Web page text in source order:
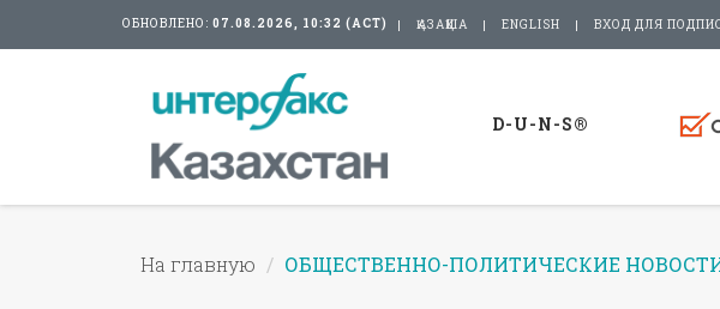
ОБНОВЛЕНО: 07.08.2026, 10:32 (АСТ) ҚАЗАҚША ENGLISH ВХОД ДЛЯ
D-U-N-S®
На главную ОБЩЕСТВЕННО-ПОЛИТИЧЕСКИЕ